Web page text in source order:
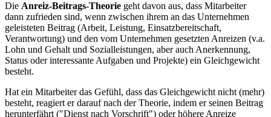
Die Anreiz-Beitrags-Theorie geht davon aus, dass Mitarbeiter
dann zufrieden sind, wenn zwischen ihrem an das Unternehmen
geleisteten Beitrag (Arbeit, Leistung, Einsatzbereitschaft,
Verantwortung) und den vom Unternehmen gesetzten Anreizen (v.a.
Lohn und Gehalt und Sozialleistungen, aber auch Anerkennung,
Status oder interessante Aufgaben und Projekte) ein Gleichgewicht
besteht.
Hat ein Mitarbeiter das Gefühl, dass das Gleichgewicht nicht (mehr)
besteht, reagiert er darauf nach der Theorie, indem er seinen Beitrag
herunterfährt ("Dienst nach Vorschrift") oder höhere Anreize